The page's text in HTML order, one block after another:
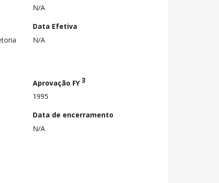
N/A
Data Efetiva
N/A
Aprovação FY3
1995
Data de encerramento
N/A